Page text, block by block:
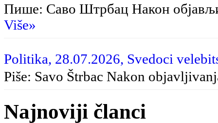
Пише: Саво Штрбац Након
Više»
Politika, 28.07.2026, Svedoci
Piše: Savo Štrbac Nakon
Najnoviji članci